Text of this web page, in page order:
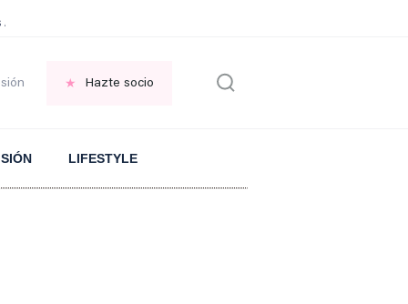
Aranguren sobre el ARROZ
Hazte socio
LIFESTYLE